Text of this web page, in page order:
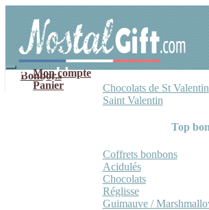
navigation
contenu
Mon compte
Panier
Bonbons
Chocolats de St Valentin
Saint Valentin
Top
Coffrets bonbons
Acidulés
Chocolats
Réglisse
Guimauve /